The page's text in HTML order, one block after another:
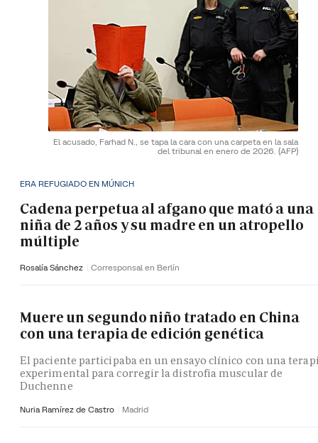
El acusado, Farhad N., se tapa la cara con una carpeta en la sala
del tribunal en enero de 2026. (AFP)
ERA REFUGIADO EN MÚNICH
Cadena perpetua al afgano que mató a una
niña de 2 años y su madre en un atropello
múltiple
Rosalía Sánchez Corresponsal en Berlín
Muere un segundo niño tratado en China
con una terapia de edición genética
El paciente participaba en un ensayo clínico con una
experimental para corregir la distrofia muscular de
Duchenne
Nuria Ramírez de Castro Madrid